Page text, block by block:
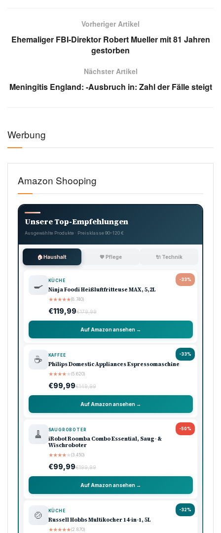
Vorheriger Artikel
Ehemaliger FBI-Direktor Robert Mueller mit 81 Jahren
gestorben
Nächster Artikel
Meningitis England: -Ausbruch in: Zahl der Fälle steigt
Werbung
Amazon Shooping
Unsere Top-Empfehlungen
Ausgewählte Produkte · Preisklasse 90–120 €
🏠 Haushalt 💖 Pflege 🔌 Technik
-33%
🍳 KÜCHE
Ninja Foodi Heißluftfritteuse MAX, 5,2L
★★★★★(8.740)
€119,99€179,99
Auf Amazon ansehen →
-33%
☕ KAFFEE
Philips Domestic Appliances Espressomaschine
★★★★★(5.620)
€99,99€149,99
Auf Amazon ansehen →
-50%
🧹 SAUGROBOTER
iRobot Roomba Combo Essential, Saug- &
Wischroboter
★★★★★(3.450)
€99,99€199,99
Auf Amazon ansehen →
-32%
🍲 KÜCHE
Russell Hobbs Multikocher 14-in-1, 5L
★★★★★(2.870)